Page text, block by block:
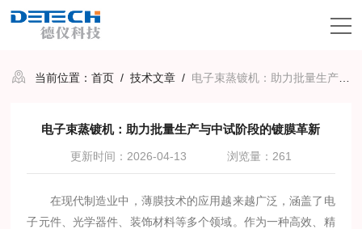
当前位置：首页 /技术文章 / 电子束蒸镀机：助力批量生产与中试阶段的镀膜革新
电子束蒸镀机：助力批量生产与中试阶段的镀膜革新
更新时间：2026-04-13 浏览量：261
在现代制造业中，薄膜技术的应用越来越广泛，涵盖了电
子元件、光学器件、装饰材料等多个领域。作为一种高效、精